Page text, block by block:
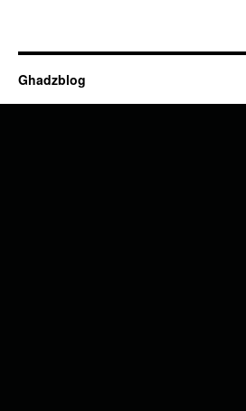
Ghadzblog